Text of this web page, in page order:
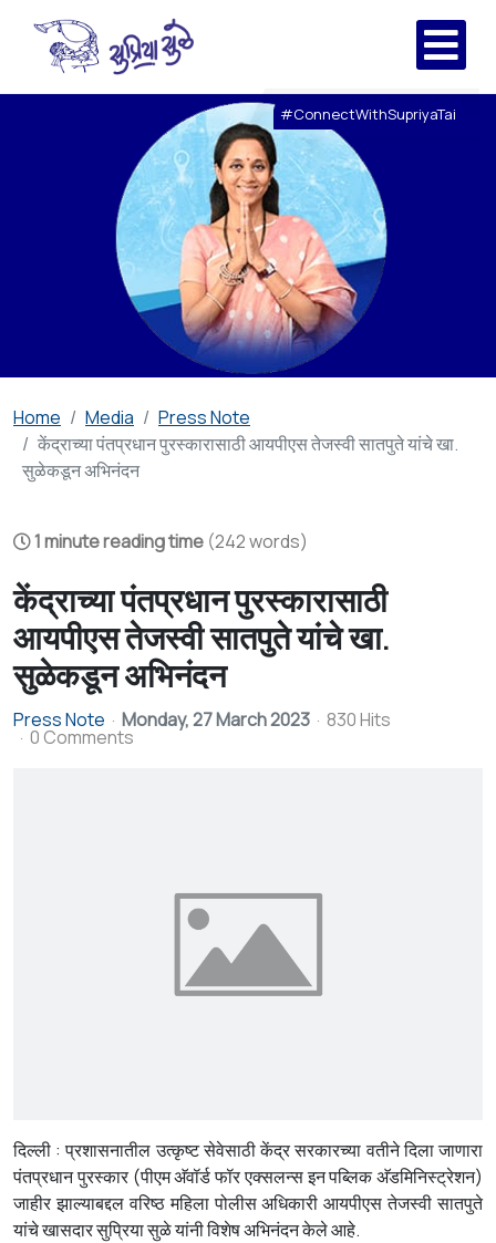
#ConnectWithSupriyaTai
Home Media
Press Note
केंद्राच्या पंतप्रधान पुरस्कारासाठी आयपीएस तेजस्वी सातपुते यांचे खा.
सुळेकडून अभिनंदन
1 minute reading time (242 words)
केंद्राच्या पंतप्रधान पुरस्कारासाठी
आयपीएस तेजस्वी सातपुते यांचे खा.
सुळेकडून अभिनंदन
Press Note Monday, 27 March 2023 830 Hits
0 Comments
दिल्ली : प्रशासनातील उत्कृष्ट सेवेसाठी केंद्र सरकारच्या वतीने दिला जाणारा
पंतप्रधान पुरस्कार (पीएम अ‍ॅवॉर्ड फॉर एक्सलन्स इन पब्लिक अ‍ॅडमिनिस्ट्रेशन)
जाहीर झाल्याबद्दल वरिष्ठ महिला पोलीस अधिकारी आयपीएस तेजस्वी सातपुते
यांचे खासदार सुप्रिया सुळे यांनी विशेष अभिनंदन केले आहे.